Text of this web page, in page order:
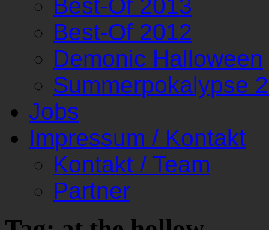
Best-Of 2013
Best-Of 2012
Demonic Halloween
Summerpokalypse
Jobs
Impressum / Kontakt
Kontakt / Team
Partner